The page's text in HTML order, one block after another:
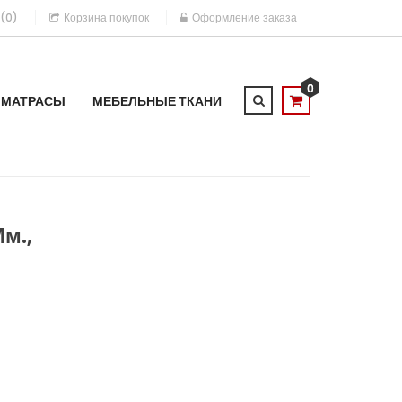
Корзина покупок Оформление заказа
0
МАТРАСЫ МЕБЕЛЬНЫЕ ТКАНИ